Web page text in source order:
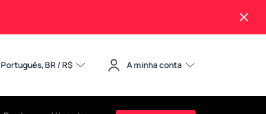
Português, BR / R$ A minha conta